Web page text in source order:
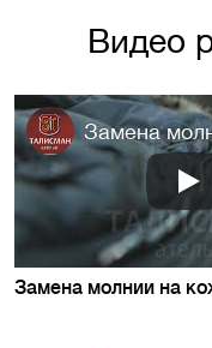
Видео
Замена
Замена молнии на